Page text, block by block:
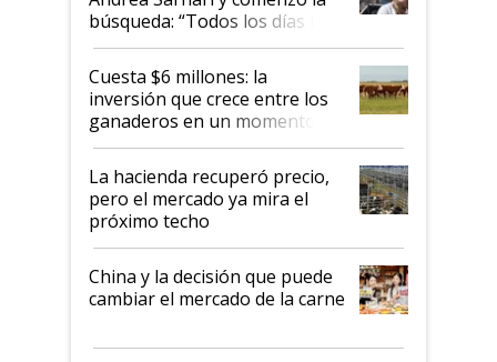
búsqueda: “Todos los días le
toca a algún productor”
Cuesta $6 millones: la
inversión que crece entre los
ganaderos en un momento
histórico para la actividad
La hacienda recuperó precio,
pero el mercado ya mira el
próximo techo
China y la decisión que puede
cambiar el mercado de la carne